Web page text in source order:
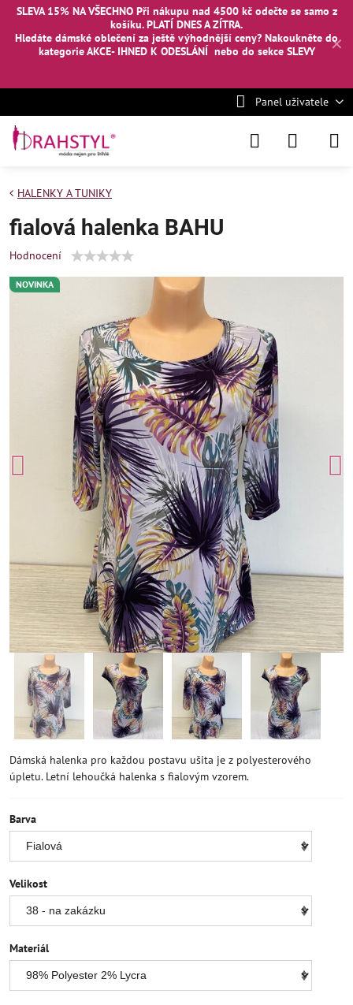
✕
SLEVA 15% NA VŠECHNO Při nákupu nad 4500 kč odečte se samo z
košíku. PLATÍ DNES A ZÍTRA.
Hledáte dámské oblečení za ještě výhodnější ceny? Nakoukněte do
kategorie AKCE- IHNED K ODESLÁNÍ nebo do sekce SLEVY
Panel uživatele
NOVINKA
HALENKY A TUNIKY
fialová halenka BAHU
Hodnocení
Dámská halenka pro každou postavu ušita je z polyesterového
úpletu. Letní lehoučká halenka s fialovým vzorem.
Barva
Velikost
Materiál